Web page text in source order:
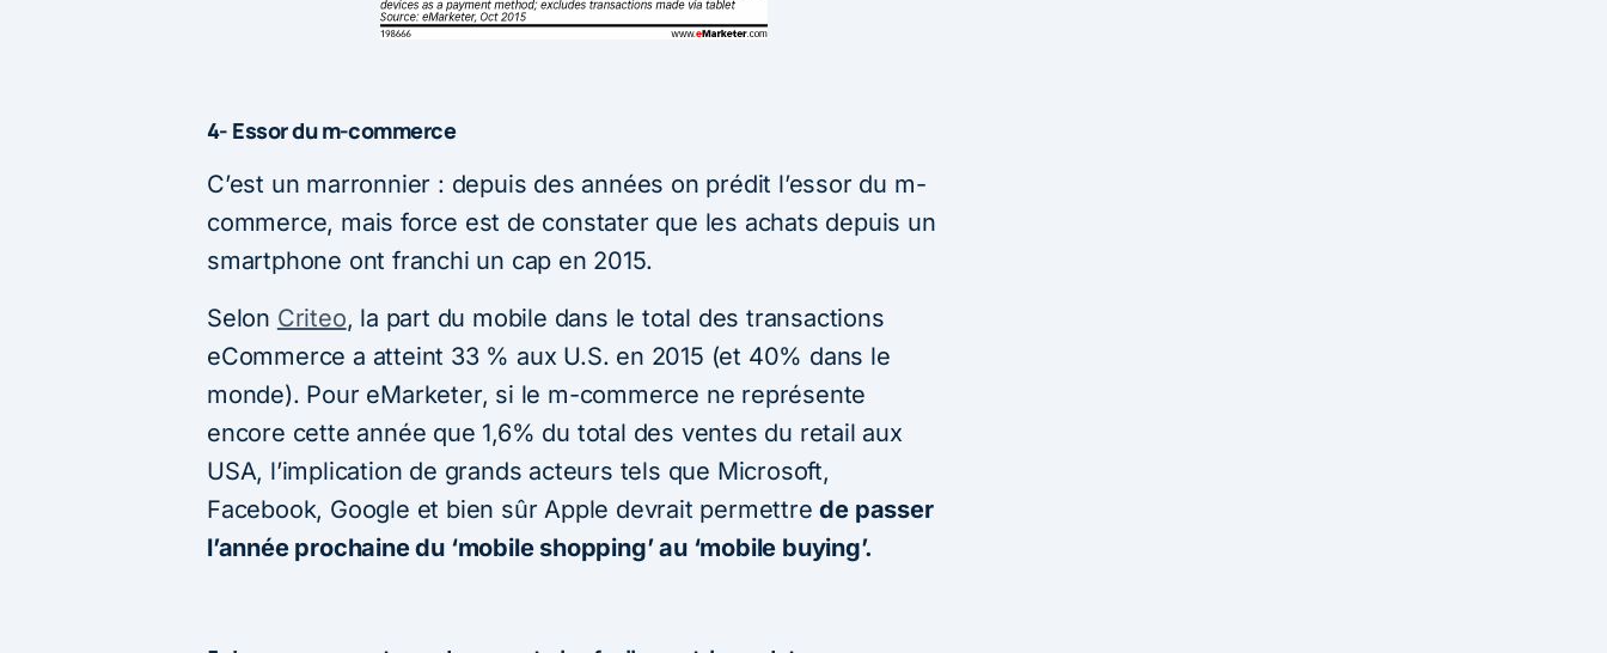
4- Essor du m-commerce
C’est un marronnier : depuis des années on prédit l’essor du m-
commerce, mais force est de constater que les achats depuis un
smartphone ont franchi un cap en 2015.
Selon Criteo, la part du mobile dans le total des transactions
eCommerce a atteint 33 % aux U.S. en 2015 (et 40% dans le
monde). Pour eMarketer, si le m-commerce ne représente
encore cette année que 1,6% du total des ventes du retail aux
USA, l’implication de grands acteurs tels que Microsoft,
Facebook, Google et bien sûr Apple devrait permettrede passer
l’année prochaine du ‘mobile shopping’ au ‘mobile buying’.